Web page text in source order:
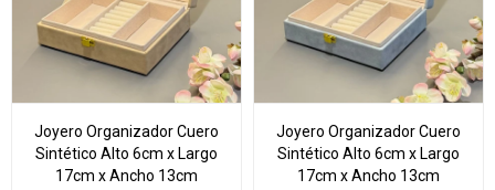
Joyero Organizador Cuero
Sintético Alto 6cm x Largo
17cm x Ancho 13cm
Joyero Organizador Cuero
Sintético Alto 6cm x Largo
17cm x Ancho 13cm